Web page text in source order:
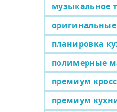
музыкальное
оригинальные
планировка
полимерные
премиум
премиум